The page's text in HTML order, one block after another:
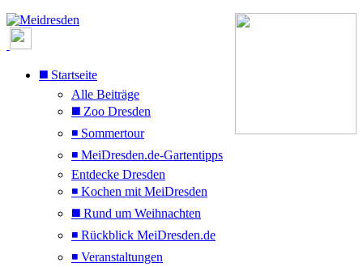
◼️ Startseite
Alle Beiträge
◼️ Zoo Dresden
◾ Sommertour
◾ MeiDresden.de-Gartentipps
Entdecke Dresden
◾ Kochen mit MeiDresden
◼️ Rund um Weihnachten
◾ Rückblick MeiDresden.de
◾ Veranstaltungen